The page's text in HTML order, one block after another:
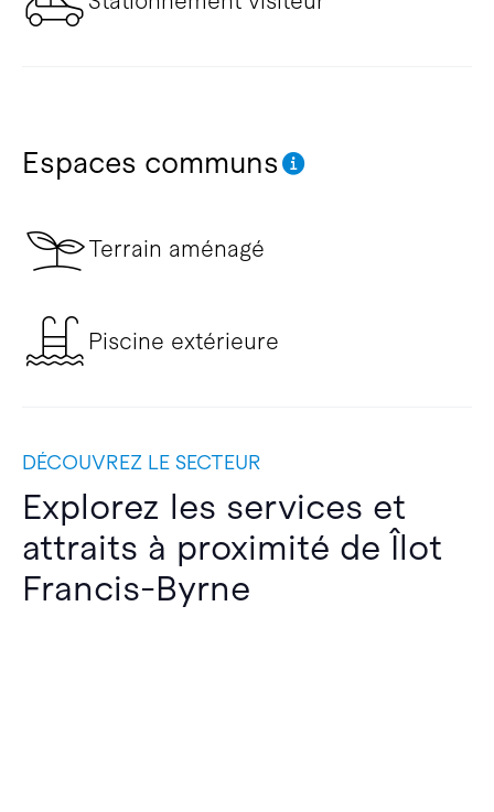
Espaces communs
Terrain aménagé
Piscine extérieure
DÉCOUVREZ LE SECTEUR
Explorez les services et
attraits à proximité de Îlot
Francis-Byrne